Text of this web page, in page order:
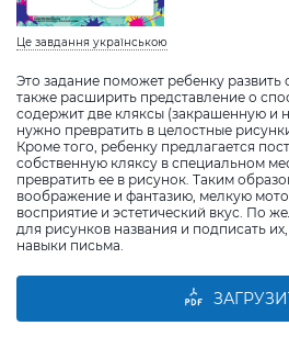
Це завдання українською
Это задание поможет ребенку
также расширить представление о
содержит две кляксы (закрашенную и
нужно превратить в целостные
Кроме того, ребенку предлагается
собственную кляксу в специальном
превратить ее в рисунок. Таким
воображение и фантазию, мелкую
восприятие и эстетический вкус. По
для рисунков названия и подписать
навыки письма.